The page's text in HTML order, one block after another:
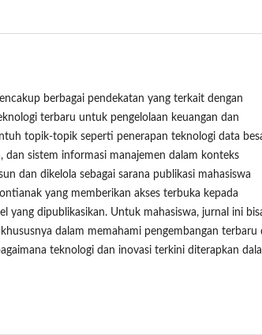
berbagai pendekatan yang terkait dengan
terbaru untuk pengelolaan keuangan dan
topik-topik seperti penerapan teknologi data
dan sistem informasi manajemen dalam konteks
dan dikelola sebagai sarana publikasi mahasiswa
yang memberikan akses terbuka kepada
yang dipublikasikan. Untuk mahasiswa, jurnal ini
dalam memahami pengembangan terbaru
teknologi dan inovasi terkini diterapkan